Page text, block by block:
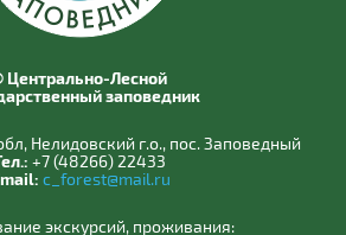
Центрально-Лесной
заповедник
Нелидовский г.о., пос. Заповедный
+7 (48266) 22433
c_forest@mail.ru
экскурсий, проживания: